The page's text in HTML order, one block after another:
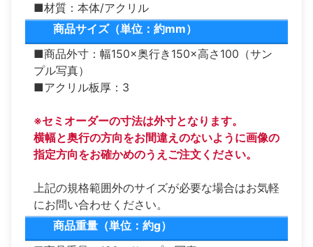
■材質：本体/アクリル
商品サイズ（単位：約mm）
■商品外寸：幅150×奥行き150×高さ100（サン
プル写真）
■アクリル板厚：3
※セミオーダーの寸法は外寸となります。
横幅と奥行の方向をお間違えのないように画像の
指定方向をお確かめのうえご注文ください。
上記の規格範囲外のサイズが必要な場合はお気軽
にお問い合わせください。
商品重量（単位：約g）